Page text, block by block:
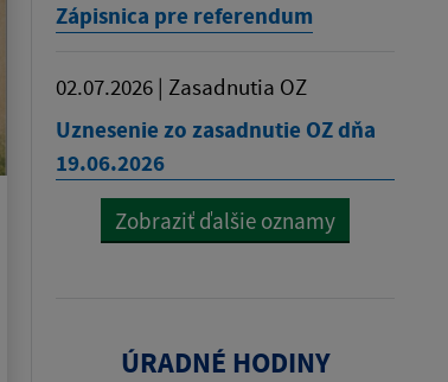
Zápisnica pre referendum
02.07.2026 | Zasadnutia OZ
Uznesenie zo zasadnutie OZ dňa
19.06.2026
Zobraziť ďalšie oznamy
ÚRADNÉ HODINY